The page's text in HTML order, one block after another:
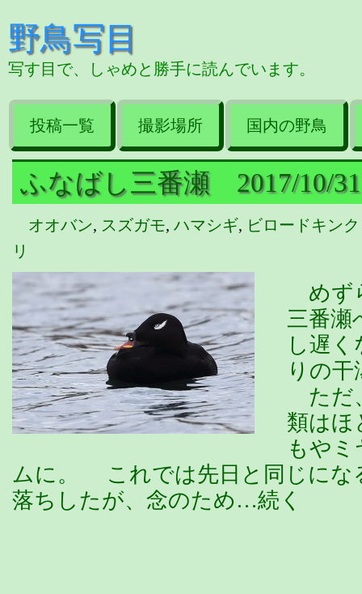
野鳥写目
写す目で、しゃめと勝手に読んでいます。
投稿一覧 撮影場所 国内の野鳥
ふなばし三番瀬 2017/10/31
オオバン, スズガモ, ハマシギ, ビロードキン
リ
めず
三番
し遅
りの
ただ
類はほ
もや
ムに。 これでは先日と同じにな
落ちしたが、念のため…続く